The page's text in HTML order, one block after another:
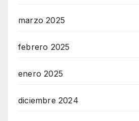
marzo 2025
febrero 2025
enero 2025
diciembre 2024